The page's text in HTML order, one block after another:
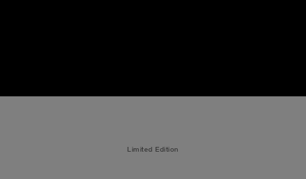
Limited Edition